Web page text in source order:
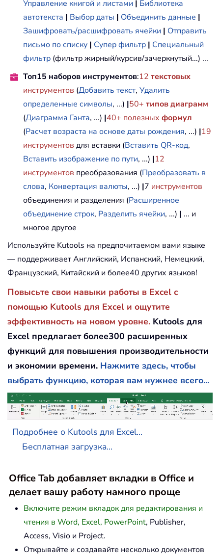
Управление книгой и листами | Библиотека
автотекста | Выбор даты | Объединить данные |
Зашифровать/расшифровать ячейки | Отправить
письмо по списку | Супер фильтр | Специальный
фильтр (фильтр жирный/курсив/зачеркнутый...) ...
Топ15 наборов инструментов:12 текстовых
инструментов (Добавить текст, Удалить
определенные символы, ...) |50+ типов диаграмм
(Диаграмма Ганта, ...) |40+ полезных формул
(Расчет возраста на основе даты рождения, ...) |19
инструментов для вставки (Вставить QR-код,
Вставить изображение по пути, ...) |12
инструментов преобразования (Преобразовать в
слова, Конвертация валюты, ...) |7 инструментов
объединения и разделения (Расширенное
объединение строк, Разделить ячейки, ...) | ... и
многое другое
Используйте Kutools на предпочитаемом вами языке
— поддерживает Английский, Испанский, Немецкий,
Французский, Китайский и более40 других языков!
Повысьте свои навыки работы в Excel с
помощью Kutools для Excel и ощутите
эффективность на новом уровне. Kutools для
Excel предлагает более300 расширенных
функций для повышения производительности
и экономии времени. Нажмите здесь, чтобы
выбрать функцию, которая вам нужнее всего...
Подробнее о Kutools для Excel...
Бесплатная загрузка...
Office Tab добавляет вкладки в Office и
делает вашу работу намного проще
Включите режим вкладок для редактирования и
чтения в Word, Excel, PowerPoint, Publisher,
Access, Visio и Project.
Открывайте и создавайте несколько документов